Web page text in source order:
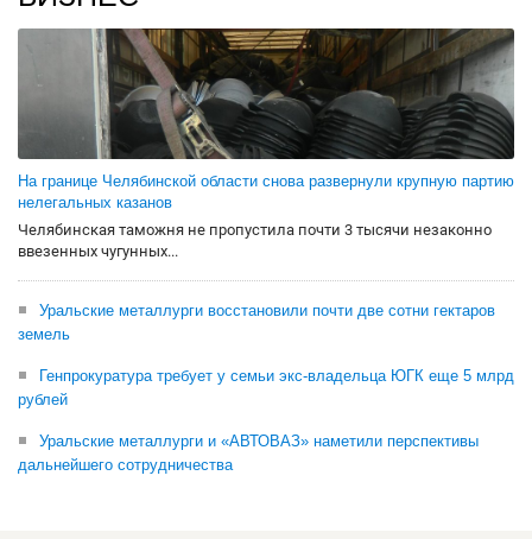
На границе Челябинской области снова развернули крупную партию
нелегальных казанов
Челябинская таможня не пропустила почти 3 тысячи незаконно
ввезенных чугунных...
Уральские металлурги восстановили почти две сотни гектаров
земель
Генпрокуратура требует у семьи экс-владельца ЮГК еще 5 млрд
рублей
Уральские металлурги и «АВТОВАЗ» наметили перспективы
дальнейшего сотрудничества